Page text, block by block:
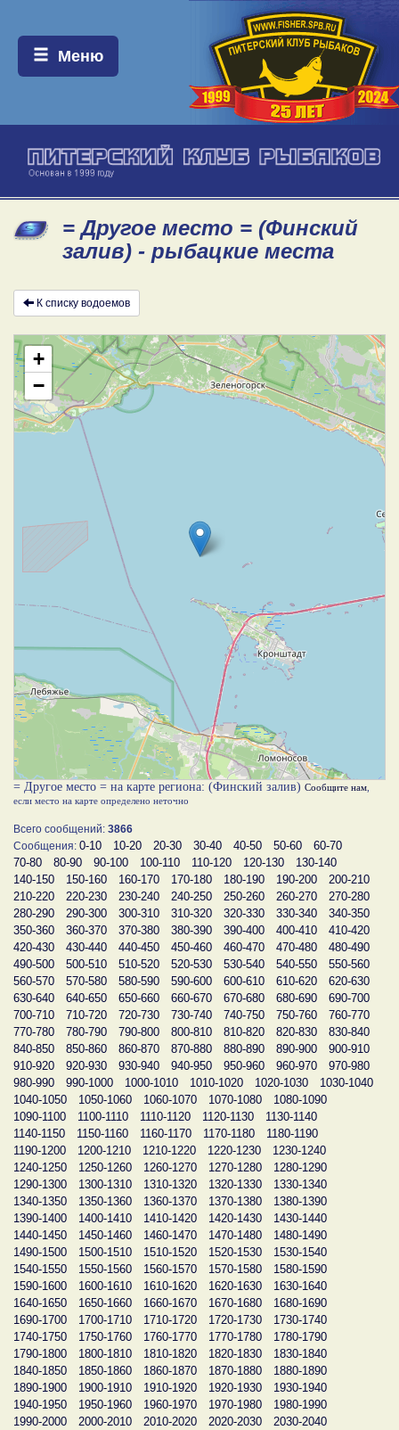
Меню:
Меню
= Другое место = (Финский
залив) - рыбацкие места
К списку водоемов
+
−
= Другое место = на карте региона: (Финский залив) Сообщите нам
если место на карте определено неточно
Всего сообщений: 3866
Сообщения: 0-10 10-20 20-30 30-40 40-50 50-60
60-70
70-80
80-90 90-100 100-110 110-120 120-130
130-140
140-150
150-160 160-170 170-180 180-190 190-200
200-210
210-220
220-230 230-240 240-250 250-260 260-270
270-280
280-290
290-300 300-310 310-320 320-330 330-340
340-350
350-360
360-370 370-380 380-390 390-400 400-410
410-420
420-430
430-440 440-450 450-460 460-470 470-480
480-490
490-500
500-510 510-520 520-530 530-540 540-550
550-560
560-570
570-580 580-590 590-600 600-610 610-620
620-630
630-640
640-650 650-660 660-670 670-680 680-690
690-700
700-710
710-720 720-730 730-740 740-750 750-760
760-770
770-780
780-790 790-800 800-810 810-820 820-830
830-840
840-850
850-860 860-870 870-880 880-890 890-900
900-910
910-920
920-930 930-940 940-950 950-960 960-970
970-980
980-990
990-1000 1000-1010 1010-1020 1020-1030
1030-1040
1040-1050
1050-1060 1060-1070 1070-1080
1080-1090
1090-1100
1100-1110 1110-1120 1120-1130
1130-1140
1140-1150
1150-1160 1160-1170 1170-1180
1180-1190
1190-1200
1200-1210 1210-1220 1220-1230
1230-1240
1240-1250
1250-1260 1260-1270 1270-1280
1280-1290
1290-1300
1300-1310 1310-1320 1320-1330
1330-1340
1340-1350
1350-1360 1360-1370 1370-1380
1380-1390
1390-1400
1400-1410 1410-1420 1420-1430
1430-1440
1440-1450
1450-1460 1460-1470 1470-1480
1480-1490
1490-1500
1500-1510 1510-1520 1520-1530
1530-1540
1540-1550
1550-1560 1560-1570 1570-1580
1580-1590
1590-1600
1600-1610 1610-1620 1620-1630
1630-1640
1640-1650
1650-1660 1660-1670 1670-1680
1680-1690
1690-1700
1700-1710 1710-1720 1720-1730
1730-1740
1740-1750
1750-1760 1760-1770 1770-1780
1780-1790
1790-1800
1800-1810 1810-1820 1820-1830
1830-1840
1840-1850
1850-1860 1860-1870 1870-1880
1880-1890
1890-1900
1900-1910 1910-1920 1920-1930
1930-1940
1940-1950
1950-1960 1960-1970 1970-1980
1980-1990
1990-2000
2000-2010 2010-2020 2020-2030
2030-2040